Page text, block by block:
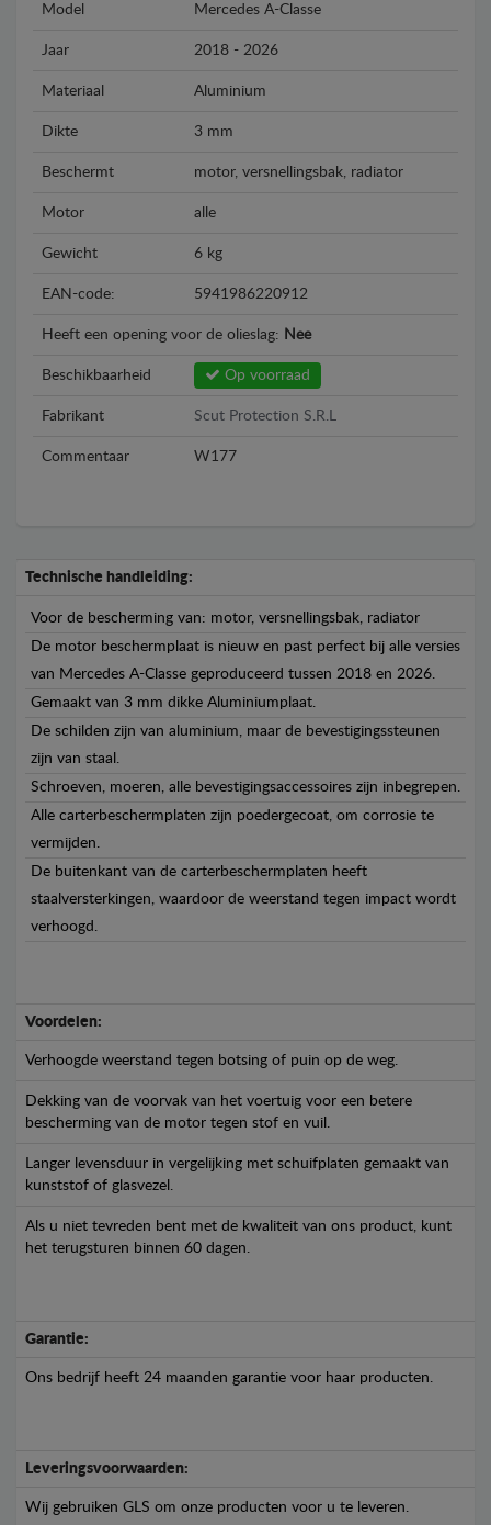
Model Mercedes A-Classe
Jaar 2018 - 2026
Materiaal Aluminium
Dikte 3 mm
Beschermt motor, versnellingsbak, radiator
Motor alle
Gewicht 6 kg
EAN-code: 5941986220912
Heeft een opening voor de olieslag: Nee
Beschikbaarheid Op voorraad
Fabrikant Scut Protection S.R.L
Commentaar W177
Technische handleiding:
Voor de bescherming van: motor, versnellingsbak, radiator
De motor beschermplaat is nieuw en past perfect bij alle versies
van Mercedes A-Classe geproduceerd tussen 2018 en 2026.
Gemaakt van 3 mm dikke Aluminiumplaat.
De schilden zijn van aluminium, maar de bevestigingssteunen
zijn van staal.
Schroeven, moeren, alle bevestigingsaccessoires zijn inbegrepen.
Alle carterbeschermplaten zijn poedergecoat, om corrosie te
vermijden.
De buitenkant van de carterbeschermplaten heeft
staalversterkingen, waardoor de weerstand tegen impact wordt
verhoogd.
Voordelen:
Verhoogde weerstand tegen botsing of puin op de weg.
Dekking van de voorvak van het voertuig voor een betere
bescherming van de motor tegen stof en vuil.
Langer levensduur in vergelijking met schuifplaten gemaakt van
kunststof of glasvezel.
Als u niet tevreden bent met de kwaliteit van ons product, kunt
het terugsturen binnen 60 dagen.
Garantie:
Ons bedrijf heeft 24 maanden garantie voor haar producten.
Leveringsvoorwaarden:
Wij gebruiken GLS om onze producten voor u te leveren.